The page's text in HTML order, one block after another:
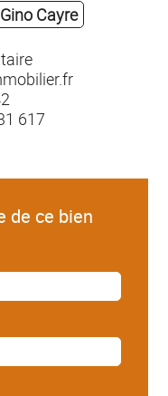
Gino Cayre
617
de ce bien